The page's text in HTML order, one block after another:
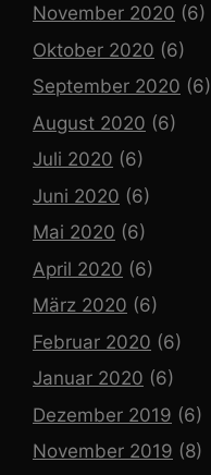
November 2020 (6)
Oktober 2020 (6)
September 2020 (6)
August 2020 (6)
Juli 2020 (6)
Juni 2020 (6)
Mai 2020 (6)
April 2020 (6)
März 2020 (6)
Februar 2020 (6)
Januar 2020 (6)
Dezember 2019 (6)
November 2019 (8)